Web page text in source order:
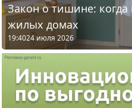
Закон о тишине:
жилых домах
19:4024 июля 2026